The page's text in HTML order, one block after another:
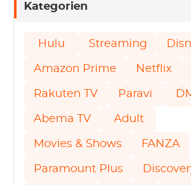
Kategorien
Hulu Streaming
Amazon Prime Netflix
Rakuten TV Paravi
Abema TV Adult
Movies & Shows FANZA
Paramount Plus